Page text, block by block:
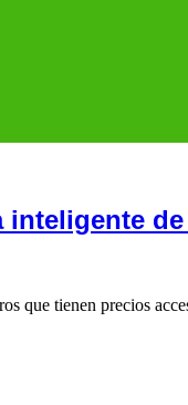
que tienen precios